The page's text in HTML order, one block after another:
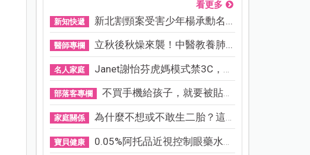
看更多
新知快遞 新北割頸案受害少年楊承勳名...
醫師專欄 立秋後秋燥來襲！中醫教養肺...
名人家庭 Janet謝怡芬虎媽模式禁3C，看...
部落客專欄 不買手機給孩子，就要被貼「...
家庭關係 為什麼不想或不敢生二胎？這8...
寶貝健康 0.05%阿托品近視控制眼藥水納...